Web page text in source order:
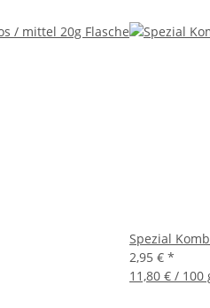
Spezial
2,95 € *
11,80 € / 100